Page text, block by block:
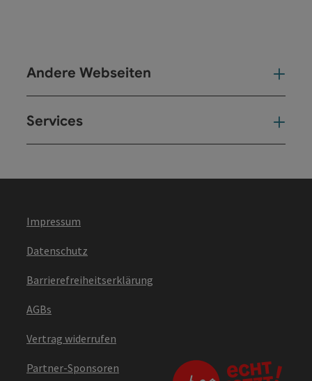
Andere Webseiten
Services
Impressum
Datenschutz
Barrierefreiheitserklärung
AGBs
Vertrag widerrufen
Partner-Sponsoren